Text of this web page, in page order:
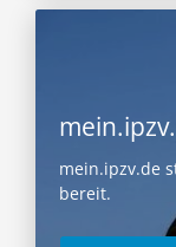
mein.ipzv.de
bereit.